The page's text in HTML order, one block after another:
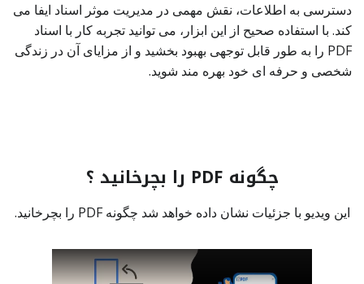
دسترسی به اطلاعات، نقش مهمی در مدیریت موثر اسناد ایفا می
کند. با استفاده صحیح از این ابزار، می توانید تجربه کار با اسناد
PDF را به طور قابل توجهی بهبود بخشید و از مزایای آن در زندگی
شخصی و حرفه ای خود بهره مند شوید.
چگونه PDF را بچرخانید ؟
این ویدیو با جزئیات نشان داده خواهد شد چگونه PDF را بچرخانید.